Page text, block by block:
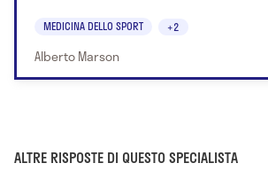
MEDICINA DELLO SPORT +2
Alberto Marson
ALTRE RISPOSTE DI QUESTO SPECIALISTA